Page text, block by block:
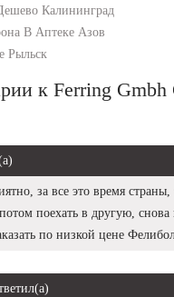
Калининград
В Аптеке Азов
Рыльск
к Ferring Gmbh
за все это время страны,
поехать в другую, снова
по низкой цене